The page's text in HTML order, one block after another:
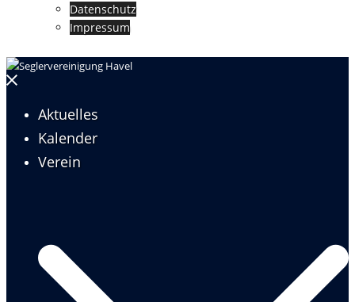
Datenschutz
Impressum
Menü
Aktuelles
Kalender
Verein